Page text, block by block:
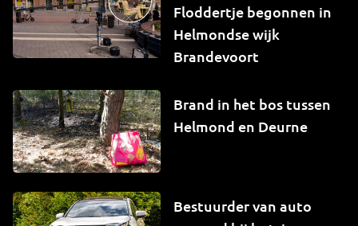
Floddertje begonnen in
Helmondse wijk
Brandevoort
Brand in het bos tussen
Helmond en Deurne
Bestuurder van auto